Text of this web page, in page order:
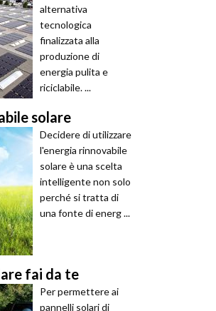
alternativa
tecnologica
finalizzata alla
produzione di
energia pulita e
riciclabile. ...
solare
Decidere di utilizzare
l'energia rinnovabile
solare è una scelta
intelligente non solo
perché si tratta di
una fonte di energ ...
fai da te
Per permettere ai
pannelli solari di